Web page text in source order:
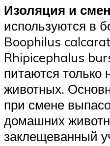
Изоляция и
используются в
Boophilus
Rhipicephalus
питаются
животных.
при смене
домашних
заклещеванный